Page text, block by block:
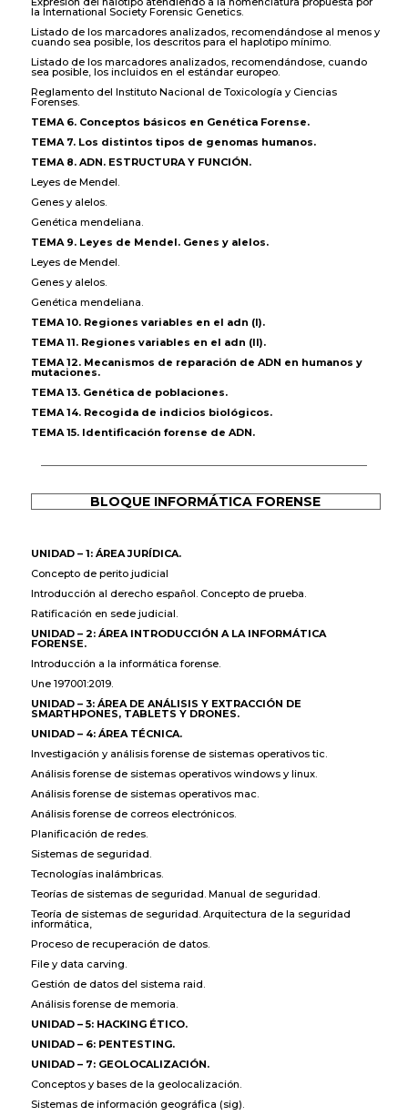
la International Society Forensic Genetics.
Listado de los marcadores analizados, recomendándose al menos y
cuando sea posible, los descritos para el haplotipo mínimo.
Listado de los marcadores analizados, recomendándose, cuando
sea posible, los incluidos en el estándar europeo.
Reglamento del Instituto Nacional de Toxicología y Ciencias
Forenses.
TEMA 6. Conceptos básicos en Genética Forense.
TEMA 7. Los distintos tipos de genomas humanos.
TEMA 8. ADN. ESTRUCTURA Y FUNCIÓN.
Leyes de Mendel.
Genes y alelos.
Genética mendeliana.
TEMA 9. Leyes de Mendel. Genes y alelos.
Leyes de Mendel.
Genes y alelos.
Genética mendeliana.
TEMA 10. Regiones variables en el adn (I).
TEMA 11. Regiones variables en el adn (II).
TEMA 12. Mecanismos de reparación de ADN en humanos y
mutaciones.
TEMA 13. Genética de poblaciones.
TEMA 14. Recogida de indicios biológicos.
TEMA 15. Identificación forense de ADN.
BLOQUE INFORMÁTICA FORENSE
UNIDAD – 1: ÁREA JURÍDICA.
Concepto de perito judicial
Introducción al derecho español. Concepto de prueba.
Ratificación en sede judicial.
UNIDAD – 2: ÁREA INTRODUCCIÓN A LA INFORMÁTICA
FORENSE.
Introducción a la informática forense.
Une 197001:2019.
UNIDAD – 3: ÁREA DE ANÁLISIS Y EXTRACCIÓN DE
SMARTHPONES, TABLETS Y DRONES.
UNIDAD – 4: ÁREA TÉCNICA.
Investigación y análisis forense de sistemas operativos tic.
Análisis forense de sistemas operativos windows y linux.
Análisis forense de sistemas operativos mac.
Análisis forense de correos electrónicos.
Planificación de redes.
Sistemas de seguridad.
Tecnologías inalámbricas.
Teorías de sistemas de seguridad. Manual de seguridad.
Teoría de sistemas de seguridad. Arquitectura de la seguridad
informática,
Proceso de recuperación de datos.
File y data carving.
Gestión de datos del sistema raid.
Análisis forense de memoria.
UNIDAD – 5: HACKING ÉTICO.
UNIDAD – 6: PENTESTING.
UNIDAD – 7: GEOLOCALIZACIÓN.
Conceptos y bases de la geolocalización.
Sistemas de información geográfica (sig).